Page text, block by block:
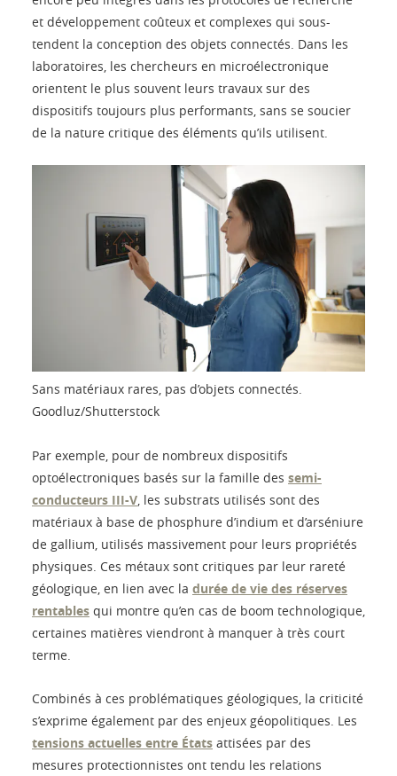
et développement coûteux et complexes qui sous-
tendent la conception des objets connectés. Dans les
laboratoires, les chercheurs en microélectronique
orientent le plus souvent leurs travaux sur des
dispositifs toujours plus performants, sans se soucier
de la nature critique des éléments qu’ils utilisent.
Sans matériaux rares, pas d’objets connectés.
Goodluz/Shutterstock
Par exemple, pour de nombreux dispositifs
optoélectroniques basés sur la famille des semi-
conducteurs III-V, les substrats utilisés sont des
matériaux à base de phosphure d’indium et d’arséniure
de gallium, utilisés massivement pour leurs propriétés
physiques. Ces métaux sont critiques par leur rareté
géologique, en lien avec la durée de vie des réserves
rentables qui montre qu’en cas de boom technologique,
certaines matières viendront à manquer à très court
terme.
Combinés à ces problématiques géologiques, la criticité
s’exprime également par des enjeux géopolitiques. Les
tensions actuelles entre États attisées par des
mesures protectionnistes ont tendu les relations